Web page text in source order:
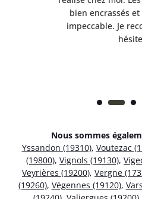
bien encrassés
impeccable. Je
Nous sommes
Yssandon (19310), Voutezac
(19800), Vignols (19130),
Veyrières (19200), Vergne
(19260), Végennes (19120),